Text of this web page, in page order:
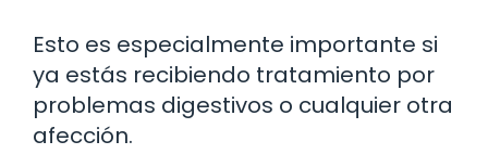
Esto es especialmente importante si
ya estás recibiendo tratamiento por
problemas digestivos o cualquier otra
afección.